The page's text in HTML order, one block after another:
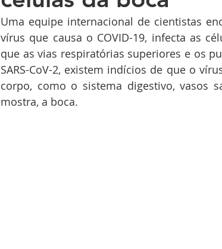
Uma equipe internacional de cientistas
vírus que causa o COVID-19, infecta as
que as vias respiratórias superiores e os
SARS-CoV-2, existem indícios de que o
corpo, como o sistema digestivo, vasos
mostra, a boca.